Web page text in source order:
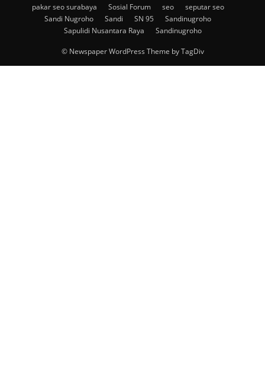
pakar seo surabaya Sosial Forum seo
seputar seo
Sandi Nugroho
Sandi SN 95
Sandinugroho
Sapulidi Nusantara Raya
Sandinugroho
© Newspaper WordPress Theme by TagDiv